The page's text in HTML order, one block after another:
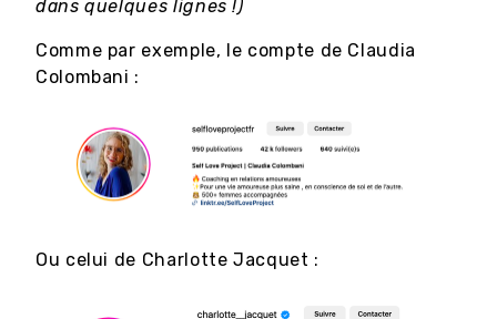
dans quelques lignes !)
Comme par exemple, le compte de Claudia
Colombani :
Ou celui de Charlotte Jacquet :